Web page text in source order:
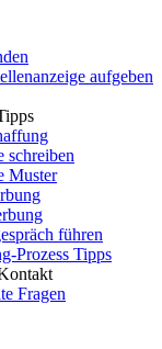
aufgeben
schreiben
Muster
führen
Prozess Tipps
Fragen